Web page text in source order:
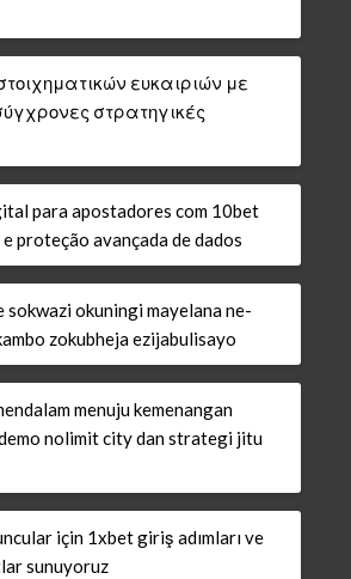
ευκαιριών με
στρατηγικές
para apostadores com 10bet
proteção avançada de dados
sokwazi okuningi mayelana ne-
zokubheja ezijabulisayo
menuju kemenangan
nolimit city dan strategi jitu
için 1xbet giriş adımları ve
sunuyoruz